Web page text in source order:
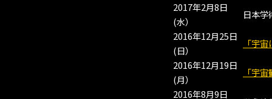
2017年2月8日
(水）
日本
2016年12月25日
(日）
「宇
2016年12月19日
(月）
「宇
2016年8月9日